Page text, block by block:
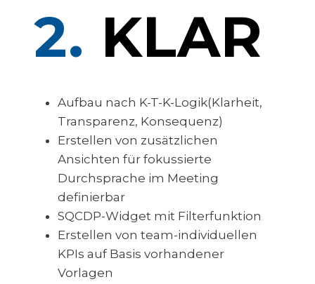
2. KLAR
Aufbau nach K-T-K-Logik(Klarheit,
Transparenz, Konsequenz)
Erstellen von zusätzlichen
Ansichten für fokussierte
Durchsprache im Meeting
definierbar
SQCDP-Widget mit Filterfunktion
Erstellen von team-individuellen
KPIs auf Basis vorhandener
Vorlagen